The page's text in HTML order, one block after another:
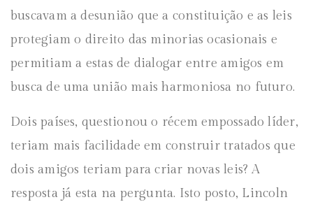
buscavam a desunião que a constituição e as leis
protegiam o direito das minorias ocasionais e
permitiam a estas de dialogar entre amigos em
busca de uma união mais harmoniosa no futuro.
Dois países, questionou o récem empossado líder,
teriam mais facilidade em construir tratados que
dois amigos teriam para criar novas leis? A
resposta já esta na pergunta. Isto posto, Lincoln